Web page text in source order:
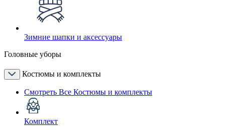
Зимние шапки и аксессуары
Головные уборы
Костюмы и комплекты
Смотреть Все Костюмы и комплекты
Комплект